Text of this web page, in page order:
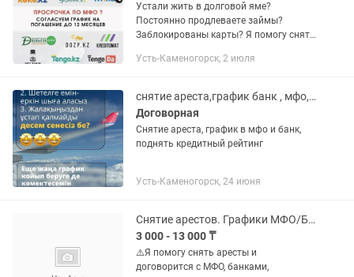
Устали жить в долговой яме?
Постоянно продлеваете займы?
Заблокированы карты? Я помогу снять
выезда за границу и ПОЛУЧИТЬ
и...
Усть-Каменогорск, 2 июля
снятие ареста,график банк , мфо, кредитный рейтинг көтеру
Договорная
Снятие ареста, график в мфо и банк,
поднять кредитный рейтинг
Усть-Каменогорск, 24 июня
Снятие арестов. Графики МФО/Банк. Банкротство. Восстановление
3 000 - 13 000 ₸
⚠️Я помогу снять аресты и
договорится с МФО, банками,